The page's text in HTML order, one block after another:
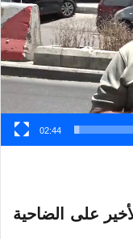
02:44
على الضاحية